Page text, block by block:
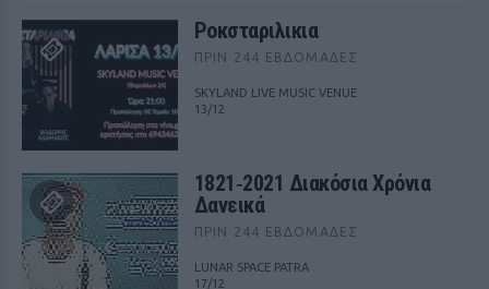
Ροκσταριλικια
ΠΡΙΝ 244 ΕΒΔΟΜΆΔΕΣ
SKYLAND LIVE MUSIC VENUE
13/12
1821‑2021 Διακόσια Χρόνια
Δανεικά
ΠΡΙΝ 244 ΕΒΔΟΜΆΔΕΣ
LUNAR SPACE PATRA
17/12